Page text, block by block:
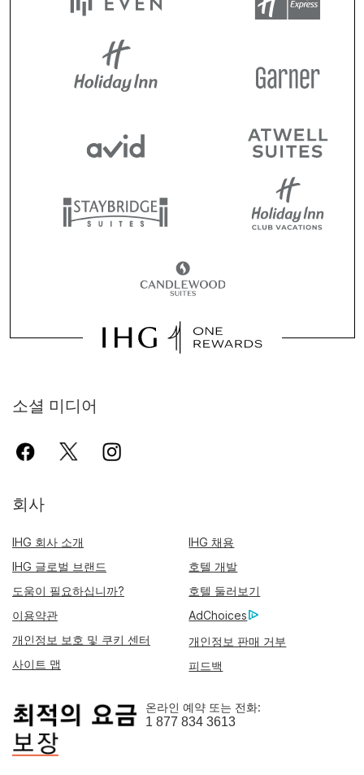
소셜 미디어
회사
IHG 회사 소개
IHG 채용
IHG 글로벌 브랜드
호텔 개발
도움이 필요하십니까?
호텔 둘러보기
이용약관
AdChoices
개인정보 보호 및 쿠키 센터
개인정보 판매 거부
사이트 맵
피드백
온라인 예약 또는 전화:
1 877 834 3613